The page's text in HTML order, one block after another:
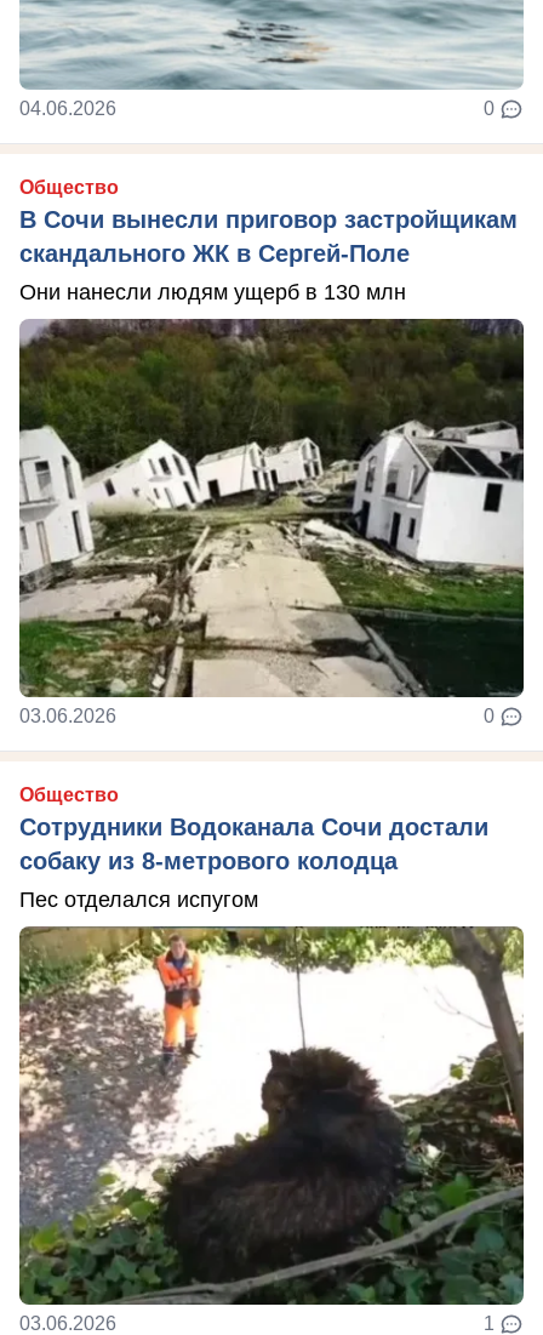
04.06.2026 0
Общество
В Сочи вынесли приговор застройщикам
скандального ЖК в Сергей-Поле
Они нанесли людям ущерб в 130 млн
03.06.2026 0
Общество
Сотрудники Водоканала Сочи достали
собаку из 8-метрового колодца
Пес отделался испугом
03.06.2026 1